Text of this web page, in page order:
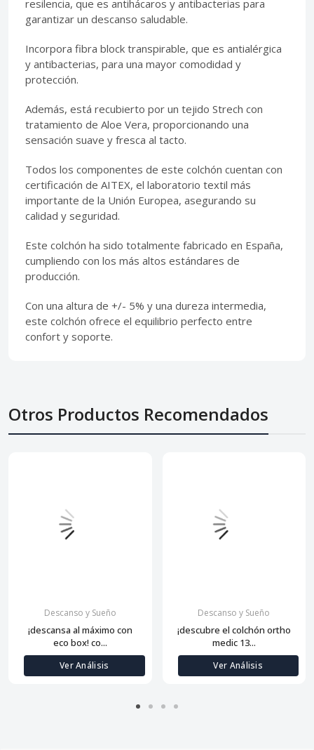
resilencia, que es antihácaros y antibacterias para
garantizar un descanso saludable.
Incorpora fibra block transpirable, que es antialérgica
y antibacterias, para una mayor comodidad y
protección.
Además, está recubierto por un tejido Strech con
tratamiento de Aloe Vera, proporcionando una
sensación suave y fresca al tacto.
Todos los componentes de este colchón cuentan con
certificación de AITEX, el laboratorio textil más
importante de la Unión Europea, asegurando su
calidad y seguridad.
Este colchón ha sido totalmente fabricado en España,
cumpliendo con los más altos estándares de
producción.
Con una altura de +/- 5% y una dureza intermedia,
este colchón ofrece el equilibrio perfecto entre
confort y soporte.
Otros Productos Recomendados
Descanso y Sueño
¡descansa al máximo con
eco box! co...
Ver Análisis
Descanso y Sueño
¡descubre el colchón ortho
medic 13...
Ver Análisis